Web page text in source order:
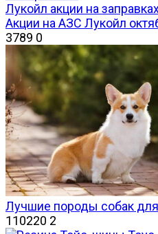
Лукойл акции на
Акции на АЗС Лукойл
3789 0
Лучшие породы собак
110220 2